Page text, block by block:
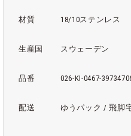
材質 18/10ステンレス
生産国 スウェーデン
品番 026-KI-0467-
配送 ゆうパック / 飛脚